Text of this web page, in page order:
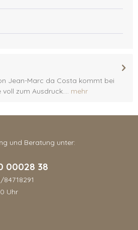
Jean-Marc da Costa kommt bei
zum Ausdruck.... mehr
und Beratung unter:
00028 38
Uhr